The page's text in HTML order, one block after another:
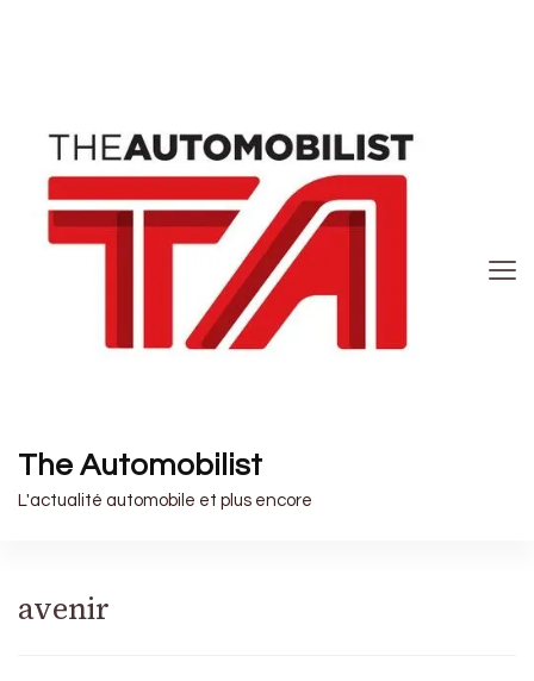
The Automobilist
L'actualité automobile et plus encore
avenir